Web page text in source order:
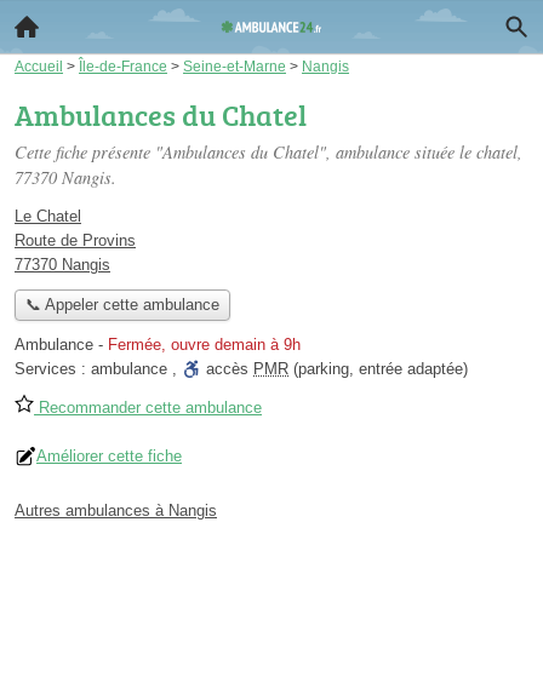
Accueil > Île-de-France > Seine-et-Marne > Nangis
Ambulances du Chatel
Cette fiche présente "Ambulances du Chatel", ambulance située le chatel,
77370 Nangis.
Le Chatel
Route de Provins
77370 Nangis
📞 Appeler cette ambulance
Ambulance - Fermée, ouvre demain à 9h
Services : ambulance , accès PMR (parking, entrée adaptée)
Recommander cette ambulance
Améliorer cette fiche
Autres ambulances à Nangis